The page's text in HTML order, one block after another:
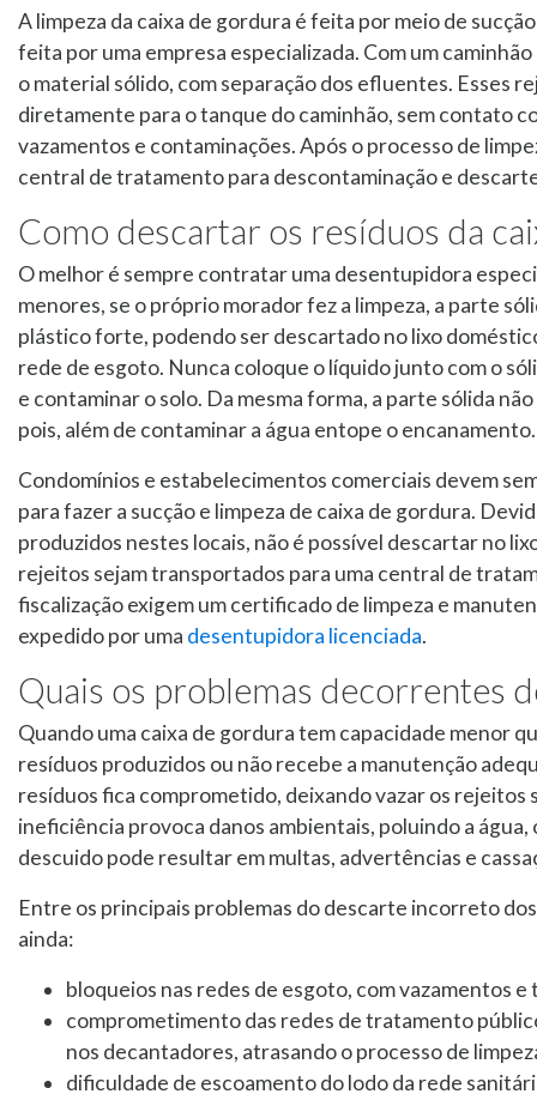
A limpeza da caixa de gordura é feita por meio de
feita por uma empresa especializada. Com um
o material sólido, com separação dos efluentes. Esses
diretamente para o tanque do caminhão, sem contato
vazamentos e contaminações. Após o processo de
central de tratamento para descontaminação e
Como descartar os resíduos da
O melhor é sempre contratar uma desentupidora
menores, se o próprio morador fez a limpeza, a parte
plástico forte, podendo ser descartado no lixo
rede de esgoto. Nunca coloque o líquido junto com o
e contaminar o solo. Da mesma forma, a parte sólida
pois, além de contaminar a água entope o encanamento.
Condomínios e estabelecimentos comerciais devem
para fazer a sucção e limpeza de caixa de gordura.
produzidos nestes locais, não é possível descartar no
rejeitos sejam transportados para uma central de
fiscalização exigem um certificado de limpeza e
expedido por uma desentupidora licenciada.
Quais os problemas decorrentes
Quando uma caixa de gordura tem capacidade menor
resíduos produzidos ou não recebe a manutenção
resíduos fica comprometido, deixando vazar os rejeitos
ineficiência provoca danos ambientais, poluindo a água,
descuido pode resultar em multas, advertências e
Entre os principais problemas do descarte incorreto
ainda:
bloqueios nas redes de esgoto, com vazamentos
comprometimento das redes de tratamento
nos decantadores, atrasando o processo de
dificuldade de escoamento do lodo da rede